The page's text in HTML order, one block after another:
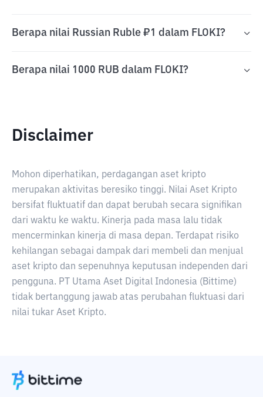
Berapa nilai Russian Ruble ₽1 dalam FLOKI?
Berapa nilai 1000 RUB dalam FLOKI?
Disclaimer
Mohon diperhatikan, perdagangan aset kripto
merupakan aktivitas beresiko tinggi. Nilai Aset Kripto
bersifat fluktuatif dan dapat berubah secara signifikan
dari waktu ke waktu. Kinerja pada masa lalu tidak
mencerminkan kinerja di masa depan. Terdapat risiko
kehilangan sebagai dampak dari membeli dan menjual
aset kripto dan sepenuhnya keputusan independen dari
pengguna. PT Utama Aset Digital Indonesia (Bittime)
tidak bertanggung jawab atas perubahan fluktuasi dari
nilai tukar Aset Kripto.